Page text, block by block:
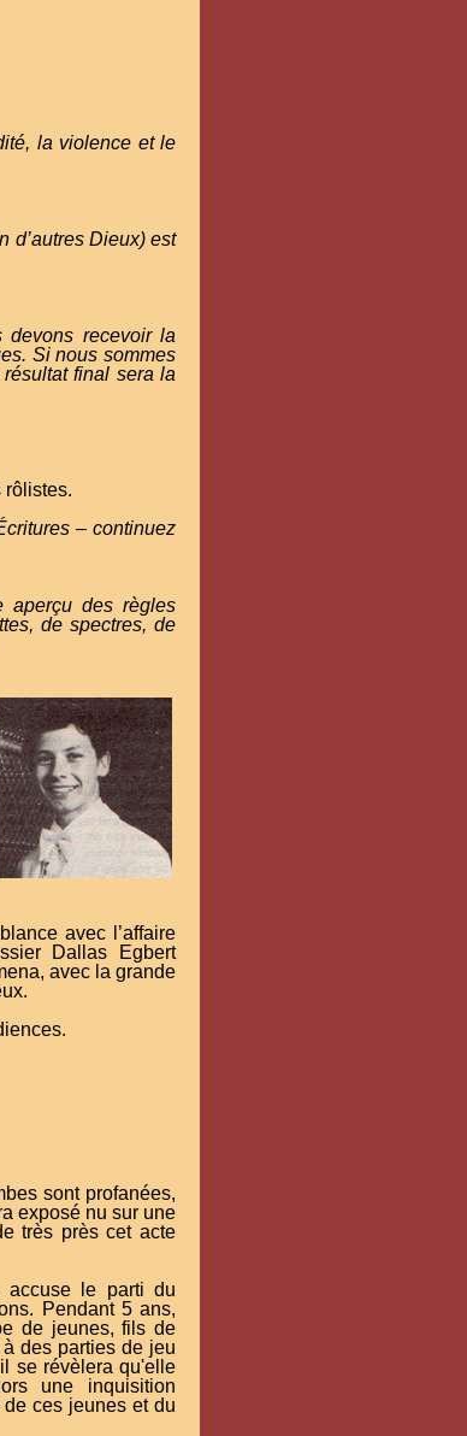
la violence et le
d’autres Dieux) est
devons recevoir la
Si nous sommes
final sera la
rôlistes.
– continuez
aperçu des règles
de spectres, de
avec l’affaire
Dallas Egbert
avec la grande
sont profanées,
exposé nu sur une
très près cet acte
accuse le parti du
Pendant 5 ans,
de jeunes, fils de
des parties de jeu
se révèlera qu'elle
une inquisition
ces jeunes et du